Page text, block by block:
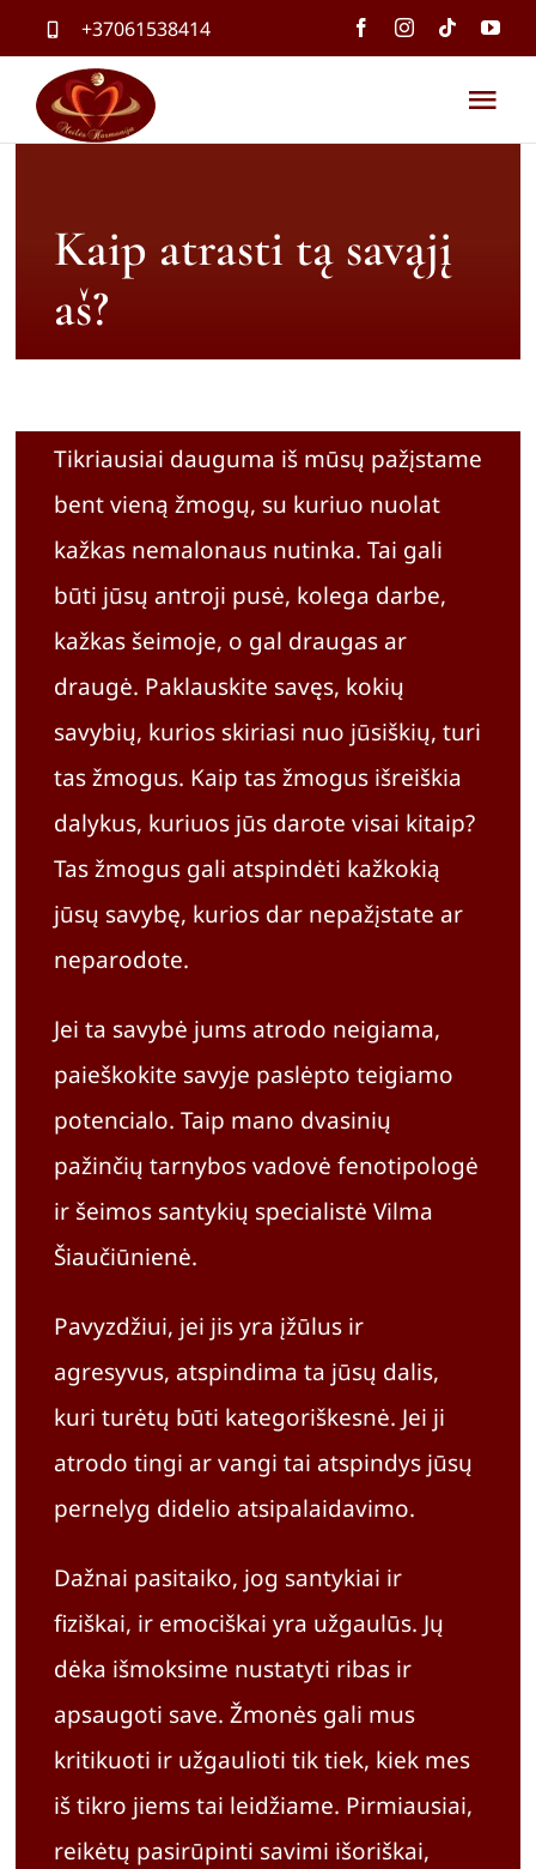
to
content
+37061538414
Kaip atrasti tą savąjį
aš?
Tikriausiai dauguma iš mūsų pažįstame
bent vieną žmogų, su kuriuo nuolat
kažkas nemalonaus nutinka. Tai gali
būti jūsų antroji pusė, kolega darbe,
kažkas šeimoje, o gal draugas ar
draugė. Paklauskite savęs, kokių
savybių, kurios skiriasi nuo jūsiškių, turi
tas žmogus. Kaip tas žmogus išreiškia
dalykus, kuriuos jūs darote visai kitaip?
Tas žmogus gali atspindėti kažkokią
jūsų savybę, kurios dar nepažįstate ar
neparodote.
Jei ta savybė jums atrodo neigiama,
paieškokite savyje paslėpto teigiamo
potencialo. Taip mano dvasinių
pažinčių tarnybos vadovė fenotipologė
ir šeimos santykių specialistė Vilma
Šiaučiūnienė.
Pavyzdžiui, jei jis yra įžūlus ir
agresyvus, atspindima ta jūsų dalis,
kuri turėtų būti kategoriškesnė. Jei ji
atrodo tingi ar vangi tai atspindys jūsų
pernelyg didelio atsipalaidavimo.
Dažnai pasitaiko, jog santykiai ir
fiziškai, ir emociškai yra užgaulūs. Jų
dėka išmoksime nustatyti ribas ir
apsaugoti save. Žmonės gali mus
kritikuoti ir užgaulioti tik tiek, kiek mes
iš tikro jiems tai leidžiame. Pirmiausiai,
reikėtų pasirūpinti savimi išoriškai,